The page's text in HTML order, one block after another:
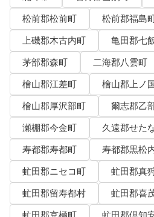
松前郡松前町
松前郡福島
上磯郡木古内町
亀田郡七
茅部郡森町
二海郡八雲町
檜山郡江差町
檜山郡上ノ
檜山郡厚沢部町
爾志郡乙
瀬棚郡今金町
久遠郡せた
寿都郡寿都町
寿都郡黒松
虻田郡ニセコ町
虻田郡真
虻田郡留寿都村
虻田郡喜